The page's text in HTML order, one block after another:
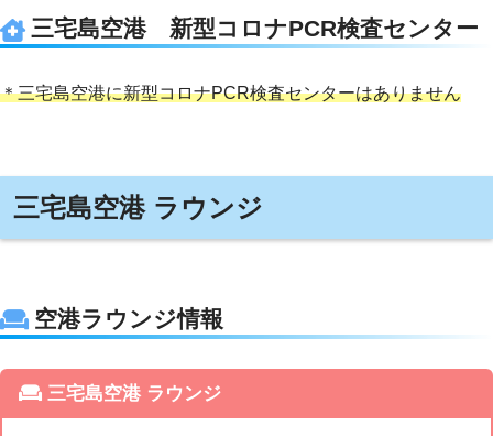
三宅島空港 新型コロナPCR検査センター
＊三宅島空港に新型コロナPCR検査センターはありません
三宅島空港 ラウンジ
空港ラウンジ情報
三宅島空港 ラウンジ